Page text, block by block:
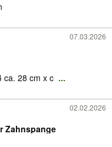
07.03.2026
ca. 28 cm x c ...
02.02.2026
Zahnspange